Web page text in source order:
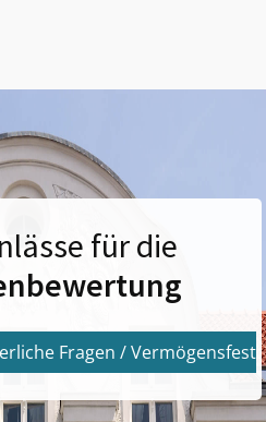
für die
Fragen /